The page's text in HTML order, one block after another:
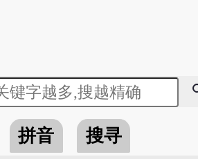
拼音
搜寻